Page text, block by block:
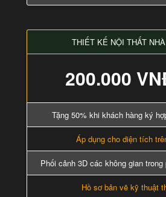
THIẾT KẾ NỘI THẤT
200.000
Tặng 50% khi khách hàng ký
Áp dụng cho diện tích
Phối cảnh 3D các không gian
Hồ sơ bản vẽ kỹ thuật